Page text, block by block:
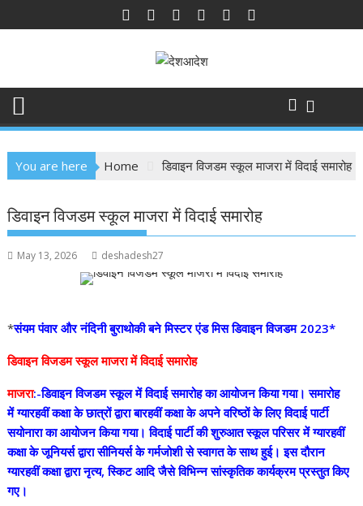
to
You are here Home डिवाइन विजडम स्कूल माजरा में विदाई समारोह
डिवाइन विजडम स्कूल माजरा में विदाई समारोह
May 13, 2026 deshadesh27
*संयम पंवार और नंदिनी बुराथोकी बने मिस्टर एंड मिस डिवाइन विजडम 2023*
डिवाइन विजडम स्कूल माजरा में विदाई समारोह
माजरा:-डिवाइन विजडम स्कूल में विदाई समारोह का आयोजन किया गया। समारोह
में ग्यारहवीं कक्षा के छात्रों द्वारा बारहवीं कक्षा के अपने वरिष्ठों के लिए विदाई पार्टी
सयोनारा का आयोजन किया गया। विदाई पार्टी की शुरुआत स्कूल परिसर में ग्यारहवीं
कक्षा के जूनियर्स द्वारा सीनियर्स के गर्मजोशी से स्वागत के साथ हुई। इस दौरान
ग्यारहवीं कक्षा द्वारा नृत्य, स्किट आदि जैसे विभिन्न सांस्कृतिक कार्यक्रम प्रस्तुत किए
गए।